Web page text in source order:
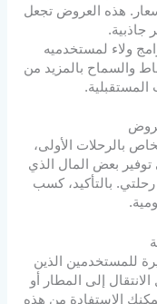
هذه العروض تجعل
جاذبية.
ولاء لمستخدميه
والسماح بالمزيد من
بالرحلات الأولى،
بعض المال الذي
بالتأكيد، كسب
للمستخدمين الذين
إلى المطار أو
الاستفادة من هذه